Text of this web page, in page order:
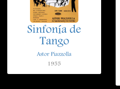
Sinfonía de
Tango
Astor Piazzolla
1955